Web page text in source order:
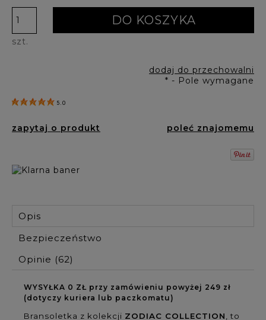
szt.
DO KOSZYKA
dodaj do przechowalni
* - Pole wymagane
5.0
zapytaj o produkt poleć znajomemu
Opis
Bezpieczeństwo
Opinie (62)
WYSYŁKA 0 ZŁ przy zamówieniu powyżej 249 zł
(dotyczy kuriera lub paczkomatu)
Bransoletka z kolekcji ZODIAC COLLECTION , to